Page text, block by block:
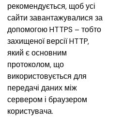
рекомендується, щоб усі
сайти завантажувалися за
допомогою HTTPS – тобто
захищеної версії HTTP,
який є основним
протоколом, що
використовується для
передачі даних між
сервером і браузером
користувача.